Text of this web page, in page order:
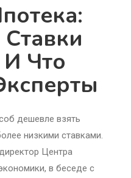
Ставки
Что
дешевле взять
низкими ставками.
Центра
в беседе с